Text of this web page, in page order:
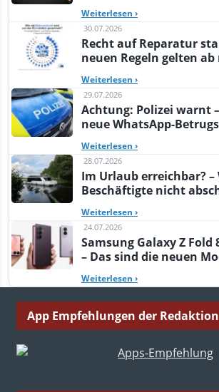
Weiterlesen ›
30.07.2026
Recht auf Reparatur
neuen Regeln gelten ab
Weiterlesen ›
29.07.2026
Achtung: Polizei warnt
neue WhatsApp-
Weiterlesen ›
28.07.2026
Im Urlaub erreichbar?
Beschäftigte nicht
Weiterlesen ›
24.07.2026
Samsung Galaxy Z Fold
– Das sind die neuen
Weiterlesen ›
App Empfehlungen der Redaktion